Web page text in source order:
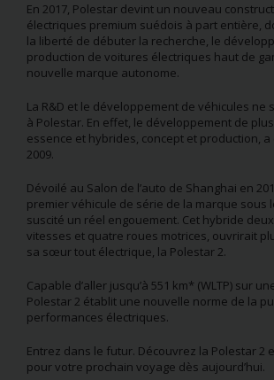
En 2017, Polestar devint un nouveau
électriques premium suédois à part entière,
la liberté de débuter la recherche, le
production de voitures électriques haut de
nouvelle marque autonome.
La R&D et le développement de véhicules ne
à Polestar. En effet, le développement de
essence et hybrides, concept et production, a
2009.
Dévoilé au Salon de l’auto de Shanghai en
premier véhicule de série de la marque sous
suscité un réel engouement. Cet hybride
vitesses et quatre roues motrices, ouvrirait
sa sœur tout électrique, la Polestar 2.
Capable d’aller jusqu’à 551 km* (WLTP) sur
Polestar 2 établit une nouvelle norme de la
performances électriques.
Entrez dans le futur. Découvrez la Polestar 2
pour votre prochain voyage dès aujourd’hui.